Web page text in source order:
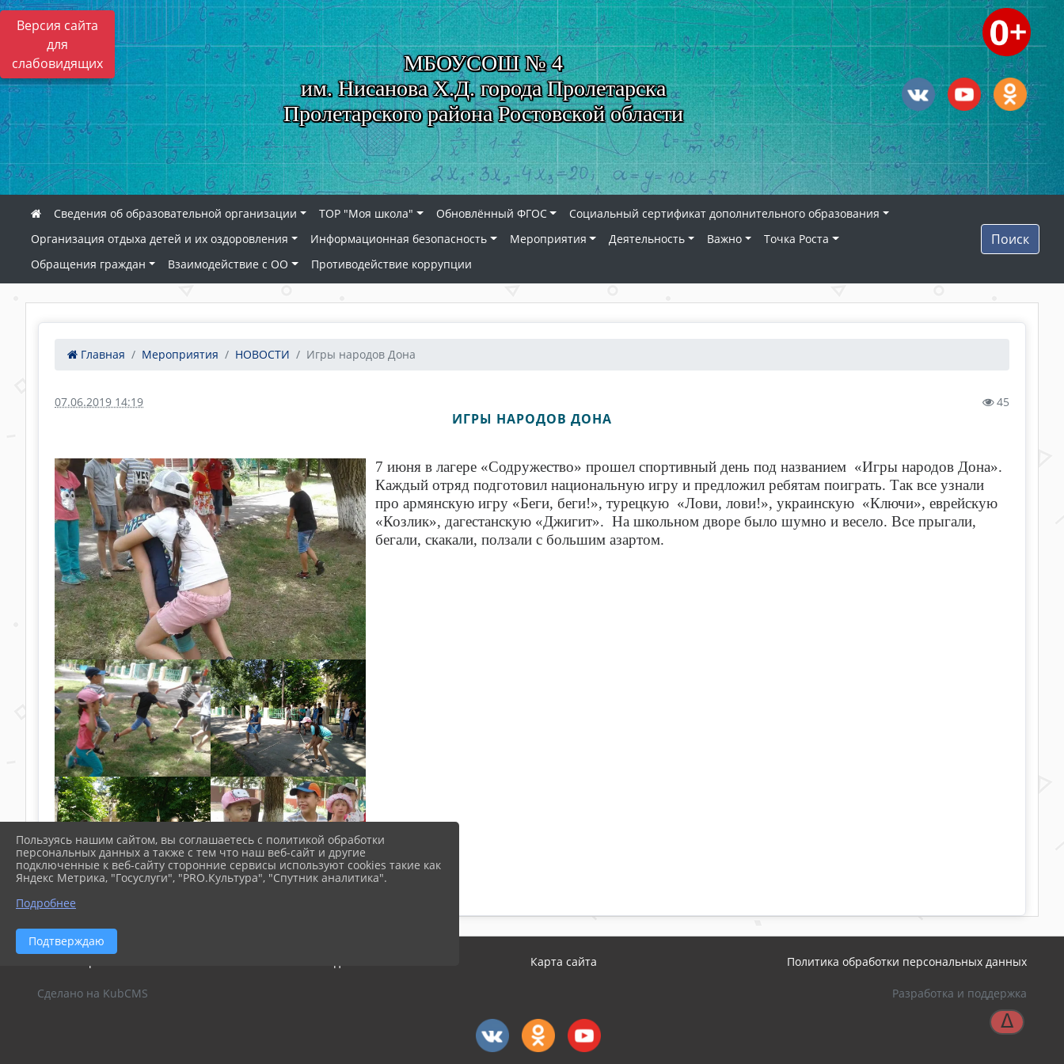
Версия сайта
для
слабовидящих
МБОУСОШ № 4
им. Нисанова Х.Д. города Пролетарска
Пролетарского района Ростовской области
ᐃ
Сведения об образовательной организации ТОР "Моя школа" Обновлённый ФГОС
Социальный сертификат дополнительного образования
Организация отдыха детей и их оздоровления
Информационная безопасность Мероприятия Деятельность Важно
Точка Роста
Обращения граждан
Взаимодействие с ОО Противодействие коррупции
Поиск
Главная Мероприятия НОВОСТИ Игры народов Дона
07.06.2019 14:19 45
ИГРЫ НАРОДОВ ДОНА
7 июня в лагере «Содружество» прошел спортивный день под названием «Игры народов Дона».
Каждый отряд подготовил национальную игру и предложил ребятам поиграть. Так все узнали
про армянскую игру «Беги, беги!», турецкую «Лови, лови!», украинскую «Ключи», еврейскую
«Козлик», дагестанскую «Джигит». На школьном дворе было шумно и весело. Все прыгали,
бегали, скакали, ползали с большим азартом.
Карта сайта Политика обработки персональных данных
Сделано на KubCMS Разработка и поддержка
Пользуясь нашим сайтом, вы соглашаетесь с политикой обработки
персональных данных а также с тем что наш веб-сайт и другие
подключенные к веб-сайту сторонние сервисы используют cookies такие как
Яндекс Метрика, "Госуслуги", "PRO.Культура", "Спутник аналитика".
Подробнее
Подтверждаю